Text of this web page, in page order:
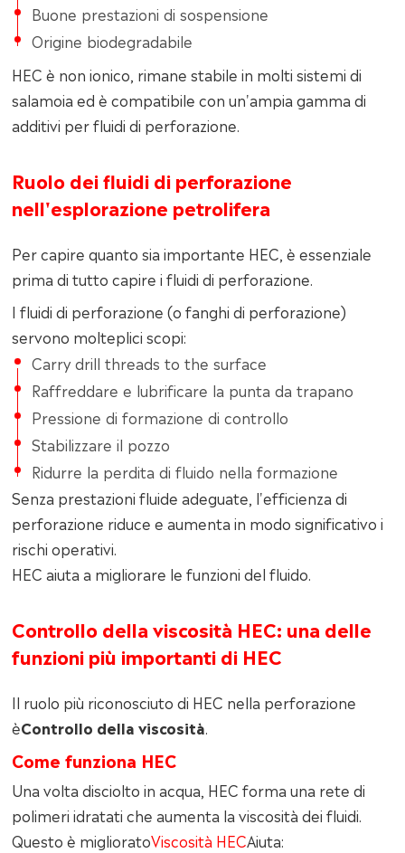
Buone prestazioni di sospensione
Origine biodegradabile
HEC è non ionico, rimane stabile in molti sistemi di
salamoia ed è compatibile con un'ampia gamma di
additivi per fluidi di perforazione.
Ruolo dei fluidi di perforazione
nell'esplorazione petrolifera
Per capire quanto sia importante HEC, è essenziale
prima di tutto capire i fluidi di perforazione.
I fluidi di perforazione (o fanghi di perforazione)
servono molteplici scopi:
Carry drill threads to the surface
Raffreddare e lubrificare la punta da trapano
Pressione di formazione di controllo
Stabilizzare il pozzo
Ridurre la perdita di fluido nella formazione
Senza prestazioni fluide adeguate, l'efficienza di
perforazione riduce e aumenta in modo significativo i
rischi operativi.
HEC aiuta a migliorare le funzioni del fluido.
Controllo della viscosità HEC: una delle
funzioni più importanti di HEC
Il ruolo più riconosciuto di HEC nella perforazione
èControllo della viscosità.
Come funziona HEC
Una volta disciolto in acqua, HEC forma una rete di
polimeri idratati che aumenta la viscosità dei fluidi.
Questo è miglioratoViscosità HECAiuta: